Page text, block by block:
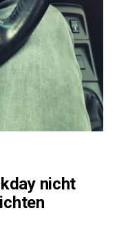
nicht